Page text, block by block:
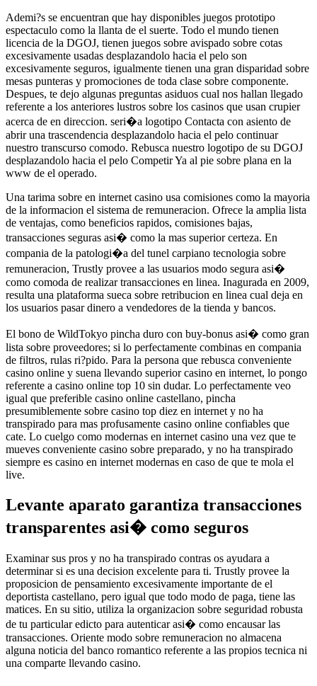
Ademi?s se encuentran que hay disponibles juegos prototipo
espectaculo como la llanta de el suerte. Todo el mundo tienen
licencia de la DGOJ, tienen juegos sobre avispado sobre cotas
excesivamente usadas desplazandolo hacia el pelo son
excesivamente seguros, igualmente tienen una gran disparidad sobre
mesas punteras y promociones de toda clase sobre componente.
Despues, te dejo algunas preguntas asiduos cual nos hallan llegado
referente a los anteriores lustros sobre los casinos que usan crupier
acerca de en direccion. seri�a logotipo Contacta con asiento de
abrir una trascendencia desplazandolo hacia el pelo continuar
nuestro transcurso comodo. Rebusca nuestro logotipo de su DGOJ
desplazandolo hacia el pelo Competir Ya al pie sobre plana en la
www de el operado.
Una tarima sobre en internet casino usa comisiones como la mayoria
de la informacion el sistema de remuneracion. Ofrece la amplia lista
de ventajas, como beneficios rapidos, comisiones bajas,
transacciones seguras asi� como la mas superior certeza. En
compania de la patologi�a del tunel carpiano tecnologia sobre
remuneracion, Trustly provee a las usuarios modo segura asi�
como comoda de realizar transacciones en linea. Inagurada en 2009,
resulta una plataforma sueca sobre retribucion en linea cual deja en
los usuarios pasar dinero a vendedores de la tienda y bancos.
El bono de WildTokyo pincha duro con buy-bonus asi� como gran
lista sobre proveedores; si lo perfectamente combinas en compania
de filtros, rulas ri?pido. Para la persona que rebusca conveniente
casino online y suena llevando superior casino en internet, lo pongo
referente a casino online top 10 sin dudar. Lo perfectamente veo
igual que preferible casino online castellano, pincha
presumiblemente sobre casino top diez en internet y no ha
transpirado para mas profusamente casino online confiables que
cate. Lo cuelgo como modernas en internet casino una vez que te
mueves conveniente casino sobre preparado, y no ha transpirado
siempre es casino en internet modernas en caso de que te mola el
live.
Levante aparato garantiza transacciones
transparentes asi� como seguros
Examinar sus pros y no ha transpirado contras os ayudara a
determinar si es una decision excelente para ti. Trustly provee la
proposicion de pensamiento excesivamente importante de el
deportista castellano, pero igual que todo modo de paga, tiene las
matices. En su sitio, utiliza la organizacion sobre seguridad robusta
de tu particular edicto para autenticar asi� como encausar las
transacciones. Oriente modo sobre remuneracion no almacena
alguna noticia del banco romantico referente a las propios tecnica ni
una comparte llevando casino.